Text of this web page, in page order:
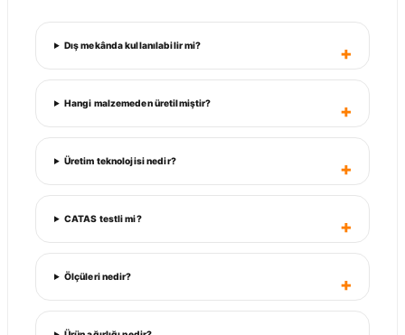
Dış mekânda kullanılabilir mi?
Hangi malzemeden üretilmiştir?
Üretim teknolojisi nedir?
CATAS testli mi?
Ölçüleri nedir?